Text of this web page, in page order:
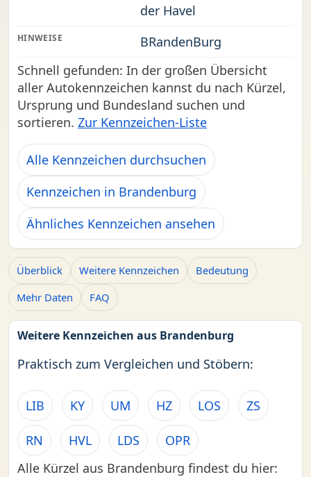
der Havel
HINWEISE
BRandenBurg
Schnell gefunden: In der großen Übersicht
aller Autokennzeichen kannst du nach Kürzel,
Ursprung und Bundesland suchen und
sortieren. Zur Kennzeichen-Liste
Alle Kennzeichen durchsuchen
Kennzeichen in Brandenburg
Ähnliches Kennzeichen ansehen
Überblick Weitere Kennzeichen
Bedeutung
Mehr Daten
FAQ
Weitere Kennzeichen aus Brandenburg
Praktisch zum Vergleichen und Stöbern:
LIB KY UM HZ LOS ZS
RN HVL LDS
OPR
Alle Kürzel aus Brandenburg findest du hier: